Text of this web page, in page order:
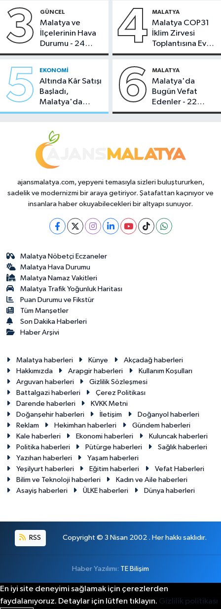
3 GÜNCEL
Malatya ve
İlçelerinin Hava
Durumu - 24
Temmuz 2026
4 MALATYA
Malatya COP31
İklim Zirvesi
Toplantısına Ev
Sahipliği Yaptı
5 EKONOMI
Altında Kâr Satışı
Başladı,
Malatya'da
Makas Ne
6 MALATYA
Malatya'da
Bugün Vefat
Edenler - 22
Temmuz 2026
ajansmalatya.com, yepyeni temasıyla sizleri buluştururken,
sadelik ve modernizmi bir araya getiriyor. Şatafattan kaçınıyor ve
insanlara haber okuyabilecekleri bir altyapı sunuyor.
Malatya Nöbetçi Eczaneler
Malatya Hava Durumu
Malatya Namaz Vakitleri
Malatya Trafik Yoğunluk Haritası
Puan Durumu ve Fikstür
Tüm Manşetler
Son Dakika Haberleri
Haber Arşivi
Malatya haberleri Künye
Akçadağ haberleri
Hakkımızda
Arapgir haberleri
Kullanım Koşulları
Arguvan haberleri
Gizlilik Sözleşmesi
Battalgazi haberleri
Çerez Politikası
Darende haberleri
KVKK Metni
Doğanşehir haberleri
İletişim
Doğanyol haberleri
Reklam
Hekimhan haberleri
Gündem haberleri
Kale haberleri
Ekonomi haberleri
Kuluncak haberleri
Politika haberleri
Pütürge haberleri
Sağlık haberleri
Yazıhan haberleri
Yaşam haberleri
Yeşilyurt haberleri
Eğitim haberleri
Vefat Haberleri
Bilim ve Teknoloji haberleri
Kadın ve Aile haberleri
Asayiş haberleri
ÜLKE haberleri Dünya haberleri
RSS Copyright © 3 Nisan 2002 . Her hakkı saklıdır.
Haber Yazılımı: TE Bilişim
En iyi site deneyimi sağlamak için çerezlerden
faydalanıyoruz. Detaylar için lütfen tıklayın. Gizlilik politikası